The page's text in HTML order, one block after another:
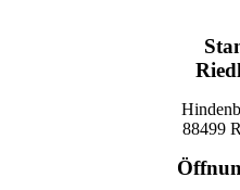
88499